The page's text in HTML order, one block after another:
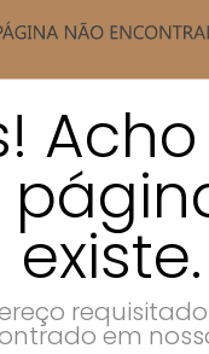
existe.
em